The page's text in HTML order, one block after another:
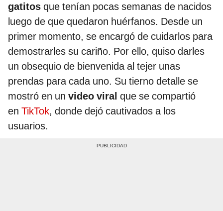
gatitos que tenían pocas semanas de nacidos
luego de que quedaron huérfanos. Desde un
primer momento, se encargó de cuidarlos para
demostrarles su cariño. Por ello, quiso darles
un obsequio de bienvenida al tejer unas
prendas para cada uno. Su tierno detalle se
mostró en un video viral que se compartió
en TikTok, donde dejó cautivados a los
usuarios.